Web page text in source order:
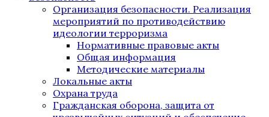
Организация безопасности. Реализация
мероприятий по противодействию
идеологии терроризма
Нормативные правовые акты
Общая информация
Методические материалы
Локальные акты
Охрана труда
Гражданская оборона, защита от